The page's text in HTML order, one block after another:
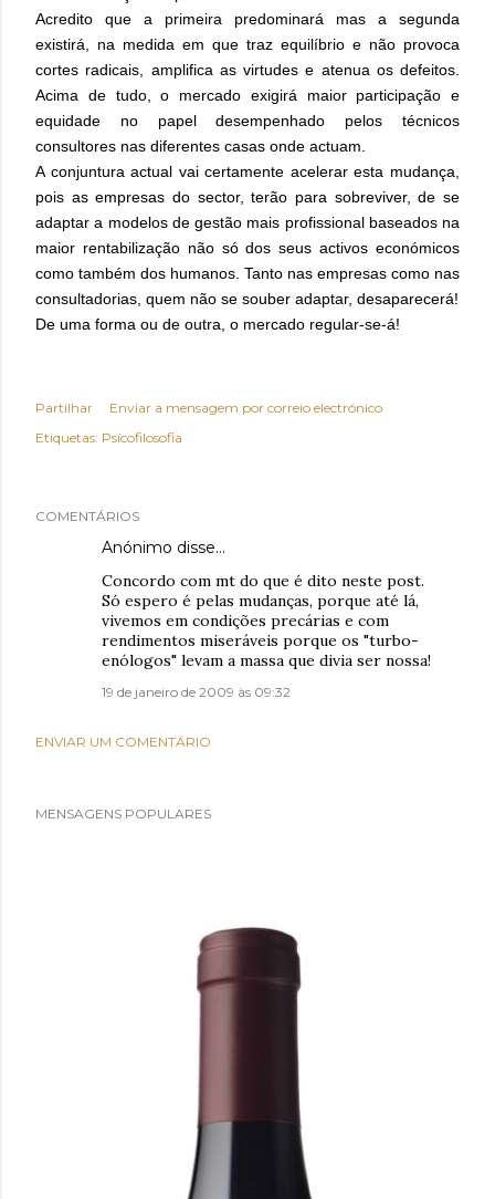
Acredito que a primeira predominará mas a segunda
existirá, na medida em que traz equilíbrio e não provoca
cortes radicais, amplifica as virtudes e atenua os defeitos.
Acima de tudo, o mercado exigirá maior participação e
equidade no papel desempenhado pelos técnicos
consultores nas diferentes casas onde actuam.
A conjuntura actual vai certamente acelerar esta mudança,
pois as empresas do sector, terão para sobreviver, de se
adaptar a modelos de gestão mais profissional baseados na
maior rentabilização não só dos seus activos económicos
como também dos humanos. Tanto nas empresas como nas
consultadorias, quem não se souber adaptar, desaparecerá!
De uma forma ou de outra, o mercado regular-se-á!
Partilhar
Enviar a mensagem por correio electrónico
Etiquetas: Psícofilosofia
COMENTÁRIOS
Anónimo disse…
Concordo com mt do que é dito neste post.
Só espero é pelas mudanças, porque até lá,
vivemos em condições precárias e com
rendimentos miseráveis porque os "turbo-
enólogos" levam a massa que divia ser nossa!
19 de janeiro de 2009 às 09:32
ENVIAR UM COMENTÁRIO
MENSAGENS POPULARES